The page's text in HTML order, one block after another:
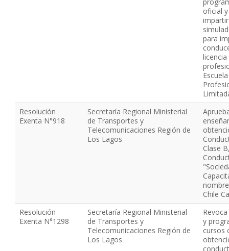
oficial
para
Resolución
Exenta N°918
Secretaría Regional Ministerial
de Transportes y
Telecomunicaciones Región de
Los Lagos
Clase
Chile
Resolución
Exenta N°1298
Secretaría Regional Ministerial
de Transportes y
Telecomunicaciones Región de
Los Lagos
y
cursos